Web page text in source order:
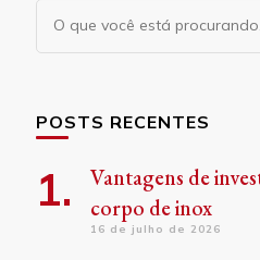
Procurando
algo?
POSTS RECENTES
Vantagens de
corpo de inox
16 de julho de 2026